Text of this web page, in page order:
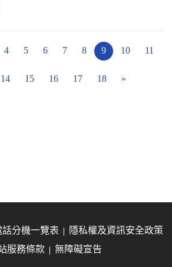
4 5 6 7 8 9 10 11
14 15 16 17 18 »
分機一覽表
隱私權及資訊安全政策
服務條款
無障礙宣告